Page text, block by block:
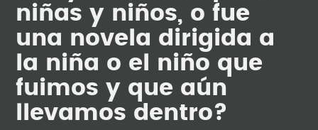
niñas y niños, o fue
una novela dirigida a
la niña o el niño que
fuimos y que aún
llevamos dentro?